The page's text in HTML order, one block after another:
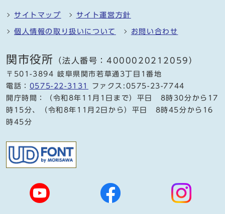
サイトマップ サイト運営方針
個人情報の取り扱いについて お問い合わせ
関市役所 （法人番号：4000020212059）
〒501-3894 岐阜県関市若草通3丁目1番地
電話： 0575-22-3131
ファクス:0575-23-7744
開庁時間：（令和8年11月1日まで）平日 8時30分から17
時15分、（令和8年11月2日から）平日 8時45分から16
時45分